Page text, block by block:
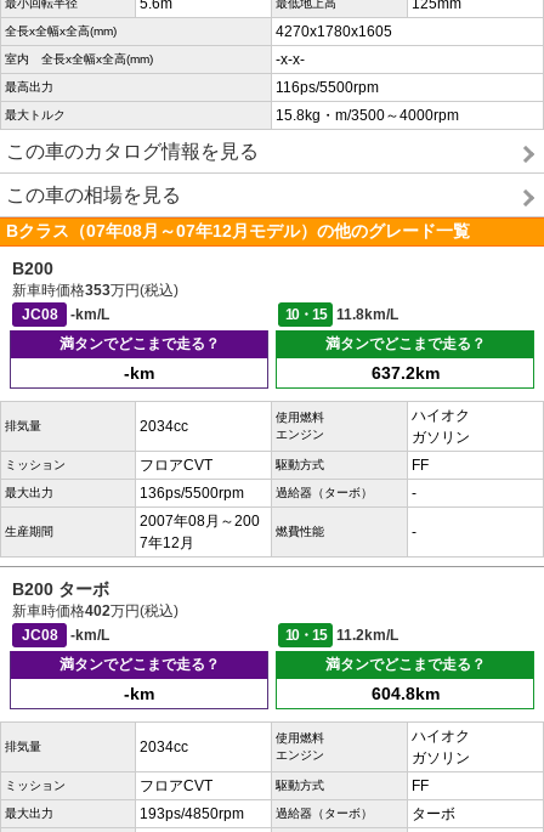
最小回転半径 5.6m 最低地上高 125mm
全長x全幅x全高(mm) 4270x1780x1605
室内 全長x全幅x全高(mm) -x-x-
最高出力 116ps/5500rpm
最大トルク 15.8kg・m/3500～4000rpm
この車のカタログ情報を見る
この車の相場を見る
Bクラス（07年08月～07年12月モデル）の他のグレード一覧
B200
新車時価格353万円(税込)
JC08
-km/L 10・15
11.8km/L
満タンでどこまで走る？
-km
満タンでどこまで走る？
637.2km
排気量 2034cc
使用燃料
エンジン
ハイオク
ガソリン
ミッション フロアCVT 駆動方式 FF
最大出力 136ps/5500rpm 過給器（ターボ） -
生産期間
2007年08月～200
7年12月
燃費性能 -
B200 ターボ
新車時価格402万円(税込)
JC08
-km/L 10・15
11.2km/L
満タンでどこまで走る？
-km
満タンでどこまで走る？
604.8km
排気量 2034cc
使用燃料
エンジン
ハイオク
ガソリン
ミッション フロアCVT 駆動方式 FF
最大出力 193ps/4850rpm 過給器（ターボ） ターボ